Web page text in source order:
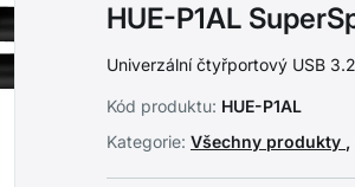
HUE-P1AL
Univerzální čtyřportový USB
Kód produktu: HUE-P1AL
Kategorie: Všechny produkty ,